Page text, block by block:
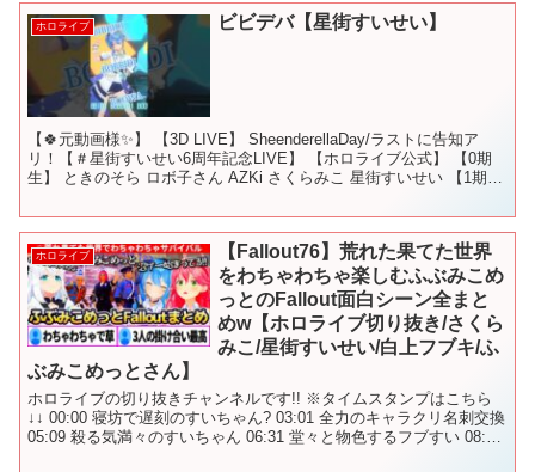
ホロライブ ビビデバ【星街すいせい】
【🍀元動画様✨】 【3D LIVE】 SheenderellaDay/ラストに告知ア
リ！【＃星街すいせい6周年記念LIVE】 【ホロライブ公式】 【0期
生】 ときのそら ロボ子さん AZKi さくらみこ 星街すいせい 【1期
ホロライブ
【Fallout76】荒れた果てた世界
をわちゃわちゃ楽しむふぶみこめ
っとのFallout面白シーン全まと
めw【ホロライブ切り抜き/さくら
みこ/星街すいせい/白上フブキ/ふ
ぶみこめっとさん】
ホロライブの切り抜きチャンネルです!! ※タイムスタンプはこちら
↓↓ 00:00 寝坊で遅刻のすいちゃん? 03:01 全力のキャラクリ名刺交換
05:09 殺る気満々のすいちゃん 06:31 堂々と物色するフブすい 08:10